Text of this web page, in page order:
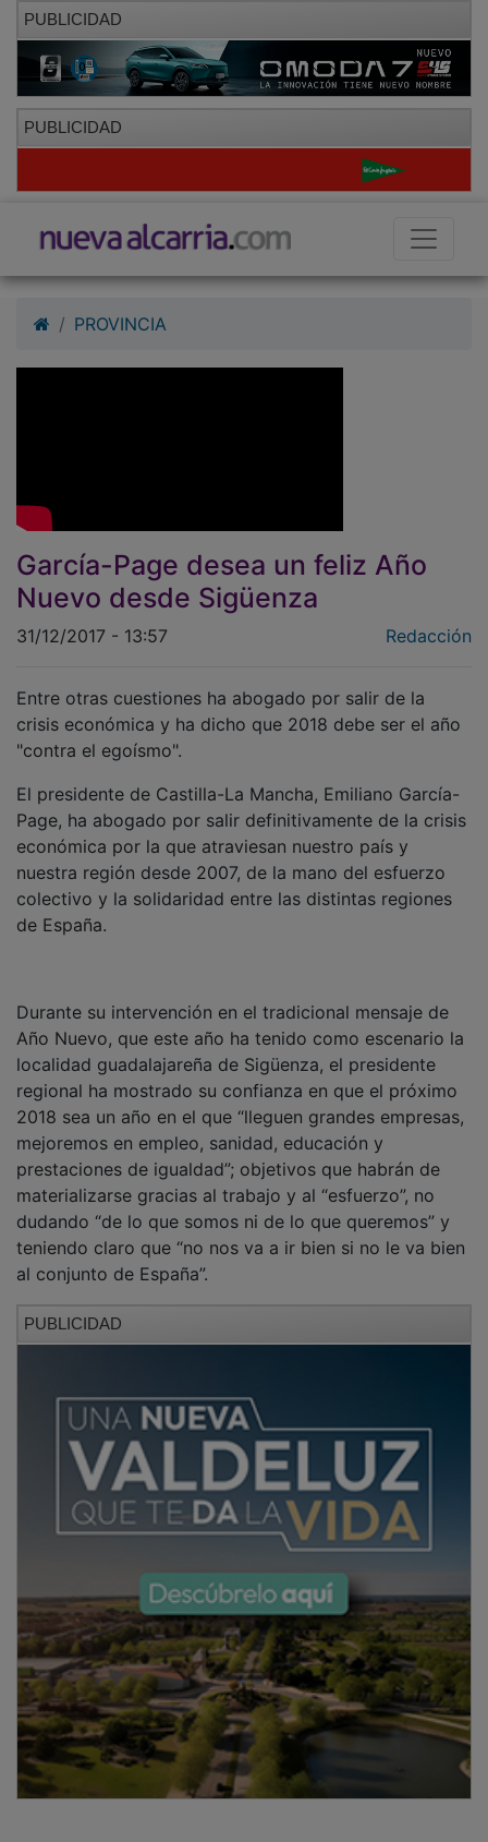
PUBLICIDAD
PUBLICIDAD
PROVINCIA
García-Page desea un feliz Año
Nuevo desde Sigüenza
31/12/2017 - 13:57 Redacción
Entre otras cuestiones ha abogado por salir de la
crisis económica y ha dicho que 2018 debe ser el año
"contra el egoísmo".
El presidente de Castilla-La Mancha, Emiliano García-
Page, ha abogado por salir definitivamente de la crisis
económica por la que atraviesan nuestro país y
nuestra región desde 2007, de la mano del esfuerzo
colectivo y la solidaridad entre las distintas regiones
de España.
Durante su intervención en el tradicional mensaje de
Año Nuevo, que este año ha tenido como escenario la
localidad guadalajareña de Sigüenza, el presidente
regional ha mostrado su confianza en que el próximo
2018 sea un año en el que “lleguen grandes empresas,
mejoremos en empleo, sanidad, educación y
prestaciones de igualdad”; objetivos que habrán de
materializarse gracias al trabajo y al “esfuerzo”, no
dudando “de lo que somos ni de lo que queremos” y
teniendo claro que “no nos va a ir bien si no le va bien
al conjunto de España”.
PUBLICIDAD